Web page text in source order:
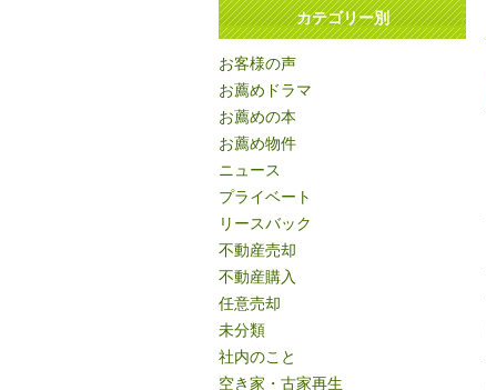
カテゴリー別
お客様の声
お薦めドラマ
お薦めの本
お薦め物件
ニュース
プライベート
リースバック
不動産売却
不動産購入
任意売却
未分類
社内のこと
空き家・古家再生